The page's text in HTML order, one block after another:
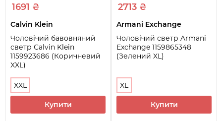
1691 ₴
Calvin Klein
Чоловічий бавовняний
светр Calvin Klein
1159923686 (Коричневий
XXL)
XXL
Купити
2713 ₴
Armani Exchange
Чоловічий светр Armani
Exchange 1159865348
(Зелений XL)
XL
Купити